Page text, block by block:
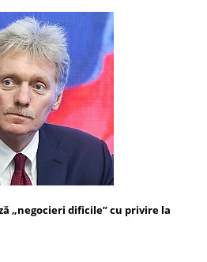
„negocieri dificile” cu privire la